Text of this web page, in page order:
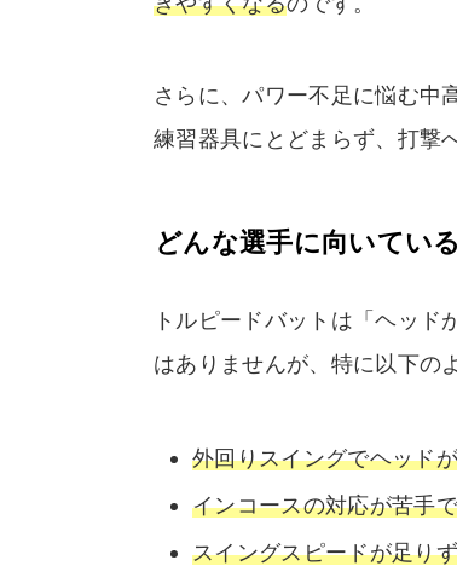
さらに、パワー不足に悩む中
練習器具にとどまらず、打撃
どんな選手に向いてい
トルピードバットは「ヘッド
はありませんが、特に以下の
外回りスイングでヘッド
インコースの対応が苦手
スイングスピードが足り